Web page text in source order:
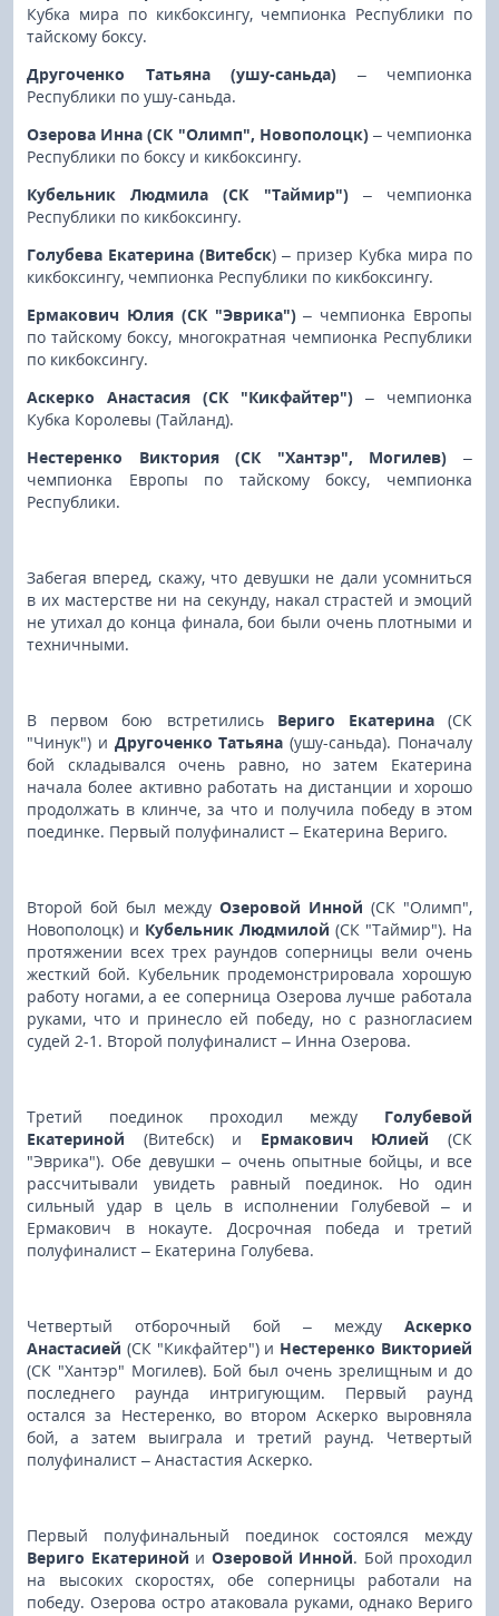
Кубка мира по кикбоксингу, чемпионка Республики по
тайскому боксу.
Другоченко Татьяна (ушу-саньда) – чемпионка
Республики по ушу-саньда.
Озерова Инна (СК "Олимп", Новополоцк)– чемпионка
Республики по боксу и кикбоксингу.
Кубельник Людмила (СК "Таймир")– чемпионка
Республики по кикбоксингу.
Голубева Екатерина (Витебск) – призер Кубка мира по
кикбоксингу, чемпионка Республики по кикбоксингу.
Ермакович Юлия (СК "Эврика")– чемпионка Европы
по тайскому боксу, многократная чемпионка Республики
по кикбоксингу.
Аскерко Анастасия (СК "Кикфайтер") – чемпионка
Кубка Королевы (Тайланд).
Нестеренко Виктория (СК "Хантэр", Могилев) –
чемпионка Европы по тайскому боксу, чемпионка
Республики.
Забегая вперед, скажу, что девушки не дали усомниться
в их мастерстве ни на секунду, накал страстей и эмоций
не утихал до конца финала, бои были очень плотными и
техничными.
В первом бою встретились Вериго Екатерина(СК
"Чинук") и Другоченко Татьяна (ушу-саньда). Поначалу
бой складывался очень равно, но затем Екатерина
начала более активно работать на дистанции и хорошо
продолжать в клинче, за что и получила победу в этом
поединке. Первый полуфиналист – Екатерина Вериго.
Второй бой был между Озеровой Инной (СК "Олимп",
Новополоцк) и Кубельник Людмилой (СК "Таймир"). На
протяжении всех трех раундов соперницы вели очень
жесткий бой. Кубельник продемонстрировала хорошую
работу ногами, а ее соперница Озерова лучше работала
руками, что и принесло ей победу, но с разногласием
судей 2-1. Второй полуфиналист – Инна Озерова.
Третий поединок проходил между Голубевой
Екатериной (Витебск) и Ермакович Юлией (СК
"Эврика"). Обе девушки – очень опытные бойцы, и все
рассчитывали увидеть равный поединок. Но один
сильный удар в цель в исполнении Голубевой – и
Ермакович в нокауте. Досрочная победа и третий
полуфиналист – Екатерина Голубева.
Четвертый отборочный бой – между Аскерко
Анастасией (СК "Кикфайтер") и Нестеренко Викторией
(СК "Хантэр" Могилев). Бой был очень зрелищным и до
последнего раунда интригующим. Первый раунд
остался за Нестеренко, во втором Аскерко выровняла
бой, а затем выиграла и третий раунд. Четвертый
полуфиналист – Анастастия Аскерко.
Первый полуфинальный поединок состоялся между
Вериго Екатериной и Озеровой Инной. Бой проходил
на высоких скоростях, обе соперницы работали на
победу. Озерова остро атаковала руками, однако Вериго